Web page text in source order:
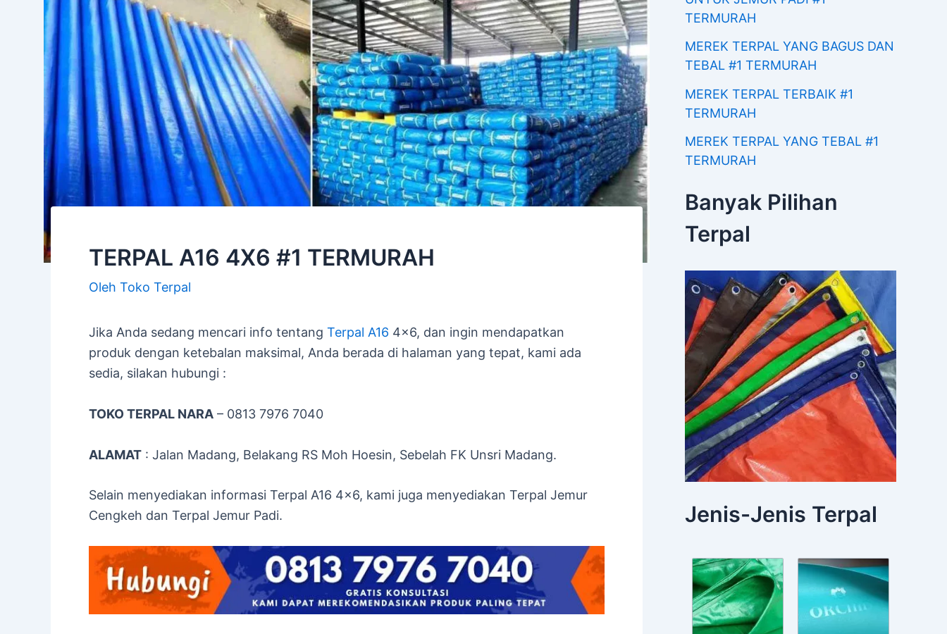
TERPAL A16 4X6 #1 TERMURAH
Oleh Toko Terpal
Jika Anda sedang mencari info tentang Terpal A16 4×6, dan ingin mendapatkan
produk dengan ketebalan maksimal, Anda berada di halaman yang tepat, kami ada
sedia, silakan hubungi :
TOKO TERPAL NARA – 0813 7976 7040
ALAMAT : Jalan Madang, Belakang RS Moh Hoesin, Sebelah FK Unsri Madang.
Selain menyediakan informasi Terpal A16 4×6, kami juga menyediakan Terpal Jemur
Cengkeh dan Terpal Jemur Padi.
TERMURAH
MEREK TERPAL YANG BAGUS DAN
TEBAL #1 TERMURAH
MEREK TERPAL TERBAIK #1
TERMURAH
MEREK TERPAL YANG TEBAL #1
TERMURAH
Banyak Pilihan
Terpal
Jenis-Jenis Terpal